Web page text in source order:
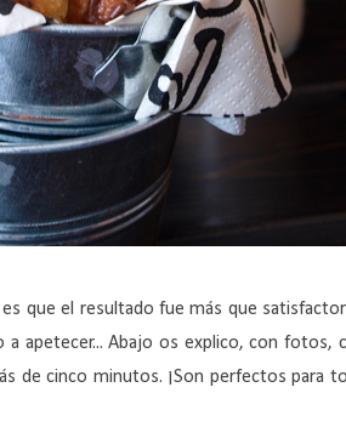
que el resultado fue más que
apetecer... Abajo os explico, con fotos,
de cinco minutos. ¡Son perfectos para